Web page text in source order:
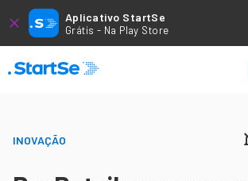
Aplicativo StartSe
Grátis - Na Play Store
INOVAÇÃO